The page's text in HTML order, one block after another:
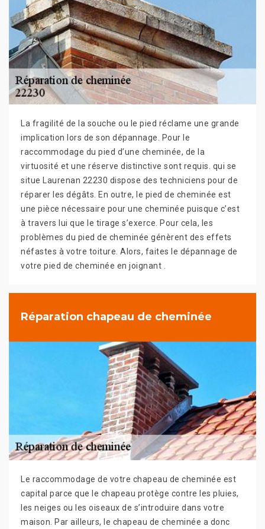
La fragilité de la souche ou le pied réclame une grande
implication lors de son dépannage. Pour le
raccommodage du pied d’une cheminée, de la
virtuosité et une réserve distinctive sont requis. qui se
situe Laurenan 22230 dispose des techniciens pour de
réparer les dégâts. En outre, le pied de cheminée est
une pièce nécessaire pour une cheminée puisque c’est
à travers lui que le tirage s’exerce. Pour cela, les
problèmes du pied de cheminée génèrent des effets
néfastes à votre toiture. Alors, faites le dépannage de
votre pied de cheminée en joignant .
Réparation chapeau de cheminée
Le raccommodage de votre chapeau de cheminée est
capital parce que le chapeau protège contre les pluies,
les neiges ou les oiseaux de s’introduire dans votre
maison. Par ailleurs, le chapeau de cheminée a donc